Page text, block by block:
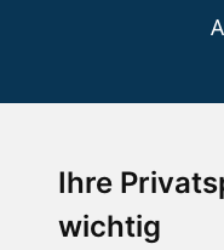
Ihre
wichtig
Die Schneehoehen